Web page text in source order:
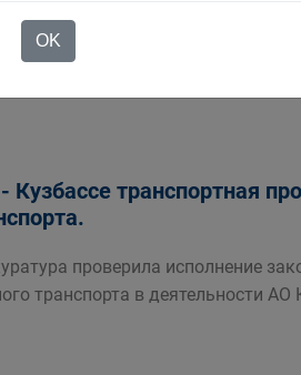
проверила исполнение
организацией
транспортная
проверила исполнение
транспорта в деятельности
OK